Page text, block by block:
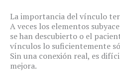
La importancia del vínculo
A veces los elementos
se han descubierto o el
vínculos lo suficientemente
Sin una conexión real, es
mejora.